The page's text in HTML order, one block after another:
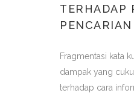
TERHADAP
Fragmentasi kata
dampak yang
terhadap cara